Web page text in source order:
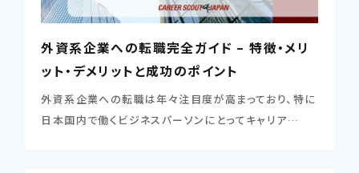
外資系企業への転職完全ガイド – 特徴・メリ
ット・デメリットと成功のポイント
外資系企業への転職は年々注目度が高まっており、特に
日本国内で働くビジネスパーソンにとってキャリア…